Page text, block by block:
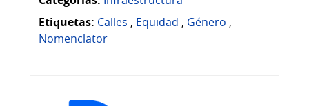
Etiquetas: Calles , Equidad , Género ,
Nomenclator